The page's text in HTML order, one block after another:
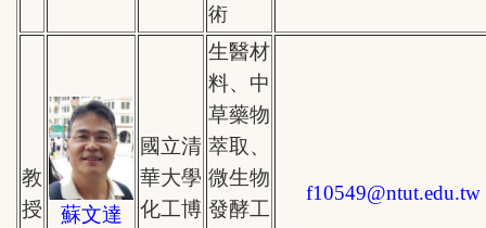
術
教
授
蘇文達
國立清
華大學
化工博
生醫材
料、中
草藥物
萃取、
微生物
發酵工
f10549@ntut.edu.tw